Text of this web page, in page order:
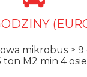
mikrobus > 9
ton M2 min 4